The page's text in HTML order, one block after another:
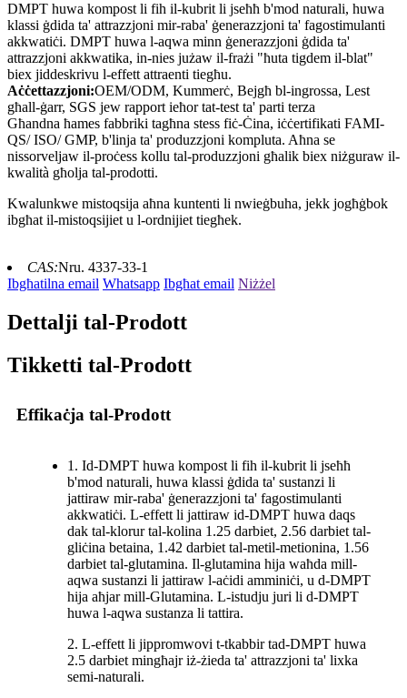
DMPT huwa kompost li fih il-kubrit li jseħħ b'mod naturali, huwa
klassi ġdida ta' attrazzjoni mir-raba' ġenerazzjoni ta' fagostimulanti
akkwatiċi. DMPT huwa l-aqwa minn ġenerazzjoni ġdida ta'
attrazzjoni akkwatika, in-nies jużaw il-frażi "ħuta tigdem il-blat"
biex jiddeskrivu l-effett attraenti tiegħu.
Aċċettazzjoni:OEM/ODM, Kummerċ, Bejgħ bl-ingrossa, Lest
għall-ġarr, SGS jew rapport ieħor tat-test ta' parti terza
Għandna ħames fabbriki tagħna stess fiċ-Ċina, iċċertifikati FAMI-
QS/ ISO/ GMP, b'linja ta' produzzjoni kompluta. Aħna se
nissorveljaw il-proċess kollu tal-produzzjoni għalik biex niżguraw il-
kwalità għolja tal-prodotti.
Kwalunkwe mistoqsija aħna kuntenti li nwieġbuha, jekk jogħġbok
ibgħat il-mistoqsijiet u l-ordnijiet tiegħek.
CAS:Nru. 4337-33-1
Ibgħatilna email Whatsapp Ibgħat email Niżżel
Dettalji tal-Prodott
Tikketti tal-Prodott
Effikaċja tal-Prodott
1. Id-DMPT huwa kompost li fih il-kubrit li jseħħ
b'mod naturali, huwa klassi ġdida ta' sustanzi li
jattiraw mir-raba' ġenerazzjoni ta' fagostimulanti
akkwatiċi. L-effett li jattiraw id-DMPT huwa daqs
dak tal-klorur tal-kolina 1.25 darbiet, 2.56 darbiet tal-
gliċina betaina, 1.42 darbiet tal-metil-metionina, 1.56
darbiet tal-glutamina. Il-glutamina hija waħda mill-
aqwa sustanzi li jattiraw l-aċidi amminiċi, u d-DMPT
hija aħjar mill-Glutamina. L-istudju juri li d-DMPT
huwa l-aqwa sustanza li tattira.
2. L-effett li jippromwovi t-tkabbir tad-DMPT huwa
2.5 darbiet mingħajr iż-żieda ta' attrazzjoni ta' lixka
semi-naturali.